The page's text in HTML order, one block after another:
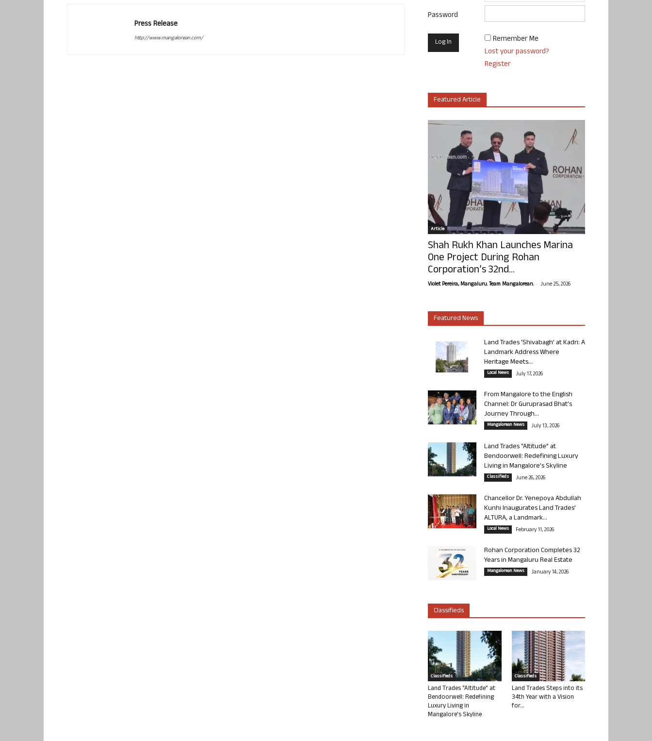
Press Release
http://www.mangalorean.com/
Password
Remember Me
Lost your password?
Register
Featured Article
Article
Shah Rukh Khan Launches Marina
One Project During Rohan
Corporation’s 32nd...
Violet Pereira, Mangaluru. Team Mangalorean. - June 25, 2026
Featured News
Land Trades ‘Shivabagh’ at Kadri: A
Landmark Address Where
Heritage Meets...
Local News July 17, 2026
From Mangalore to the English
Channel: Dr Guruprasad Bhat’s
Journey Through...
Mangalorean News July 13, 2026
Land Trades “Altitude” at
Bendoorwell: Redefining Luxury
Living in Mangalore’s Skyline
Classifieds June 26, 2026
Chancellor Dr. Yenepoya Abdullah
Kunhi Inaugurates Land Trades’
ALTURA, a Landmark...
Local News February 11, 2026
Rohan Corporation Completes 32
Years in Mangaluru Real Estate
Mangalorean News January 14, 2026
Classifieds
Classifieds
Land Trades “Altitude” at
Bendoorwell: Redefining
Luxury Living in
Mangalore’s Skyline
Classifieds
Land Trades Steps into its
34th Year with a Vision
for...